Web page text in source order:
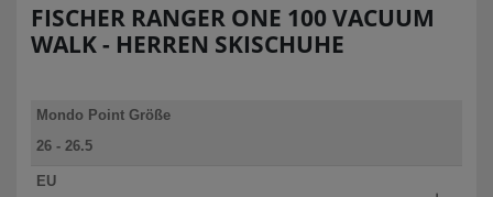
FISCHER RANGER ONE 100 VACUUM
WALK - HERREN SKISCHUHE
Mondo Point Größe
26 - 26.5
27 - 27.5
EU